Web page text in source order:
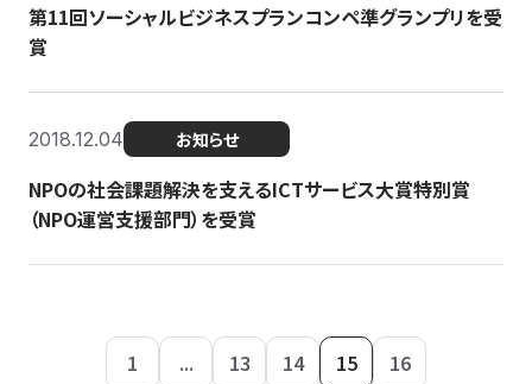
第11回ソーシャルビジネスプランコンペ準グランプリを受
賞
2018.12.04 お知らせ
NPOの社会課題解決を支えるICTサービス大賞特別賞
（NPO運営支援部門）を受賞
1 ... 13 14 15 16